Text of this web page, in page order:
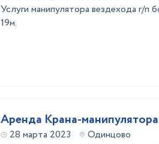
Услуги манипулятора вездехода г/п
19м.
Аренда Крана-
28 марта 2023
Одинцово